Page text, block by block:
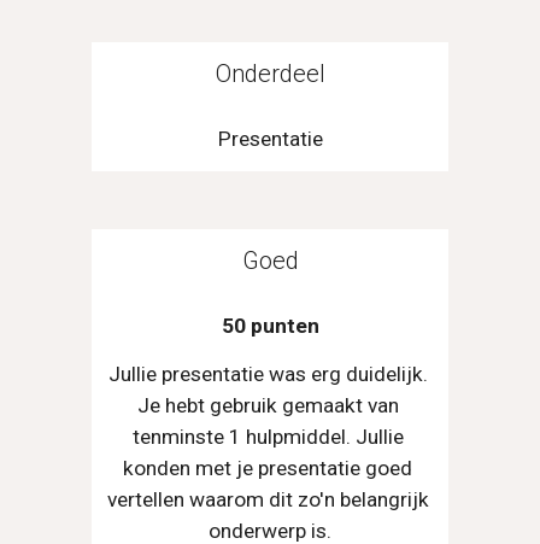
Onderdeel
Presentatie
Goed
50 punten
Jullie presentatie was erg duidelijk.
Je hebt gebruik gemaakt van
tenminste 1 hulpmiddel. Jullie
konden met je presentatie goed
vertellen waarom dit zo'n belangrijk
onderwerp is.